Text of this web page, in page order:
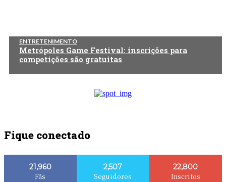
ENTRETENIMENTO
Metrópoles Game Festival: inscrições para
competições são gratuitas
Fique conectado
21,960
Fãs
2,507
Seguidores
22,800
Inscritos